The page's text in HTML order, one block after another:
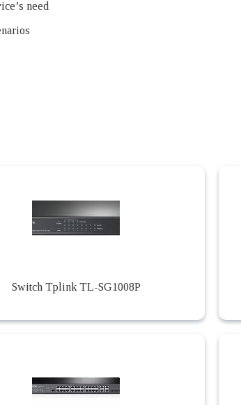
need
Switch Tplink TL-SG1008P